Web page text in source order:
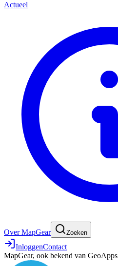
Actueel
Over MapGear Zoeken
InloggenContact
MapGear, ook bekend van GeoApps